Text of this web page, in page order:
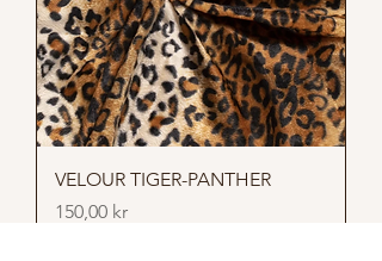
VELOUR TIGER-PANTHER
Pris
150,00 kr